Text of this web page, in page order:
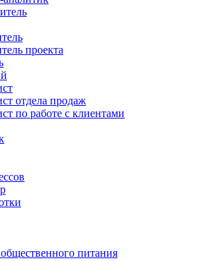
проекта
отдела продаж
по работе с клиентами
питания